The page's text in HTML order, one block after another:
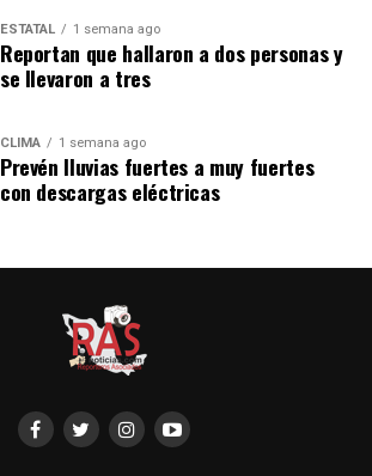
ESTATAL 1 semana ago
Reportan que hallaron a dos personas y
se llevaron a tres
CLIMA 1 semana ago
Prevén lluvias fuertes a muy fuertes
con descargas eléctricas